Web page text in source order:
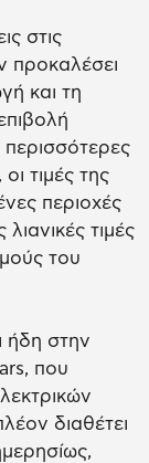
στις
προκαλέσει
και τη
τιμές της
περιοχές
τιμές
του
ήδη στην
που
διαθέτει